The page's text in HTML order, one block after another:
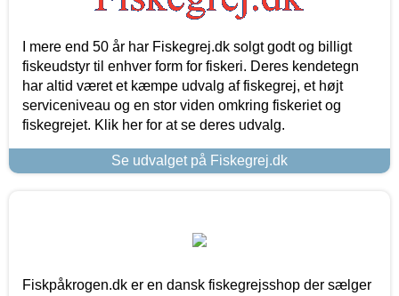
I mere end 50 år har Fiskegrej.dk solgt godt og billigt
fiskeudstyr til enhver form for fiskeri. Deres kendetegn
har altid været et kæmpe udvalg af fiskegrej, et højt
serviceniveau og en stor viden omkring fiskeriet og
fiskegrejet. Klik her for at se deres udvalg.
Se udvalget på Fiskegrej.dk
Fiskpåkrogen.dk er en dansk fiskegrejsshop der sælger